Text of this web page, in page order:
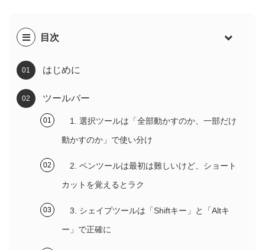
目次
はじめに
ツールバー
1. 選択ツールは「全部動かすのか、一部だけ
動かすのか」で使い分け
2. ペンツールは最初は難しいけど、ショート
カットを覚えるとラク
3. シェイプツールは「Shiftキー」と「Altキ
ー」で正確に